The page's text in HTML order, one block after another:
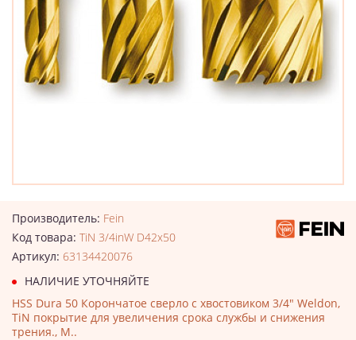
Производитель: Fein
Код товара: TiN 3/4inW D42x50
Артикул: 63134420076
НАЛИЧИЕ УТОЧНЯЙТЕ
HSS Dura 50 Корончатое сверло с хвостовиком 3/4" Weldon,
TiN покрытие для увеличения срока службы и снижения
трения., М..